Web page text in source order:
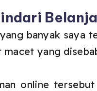
banyak saya
macet yang
online